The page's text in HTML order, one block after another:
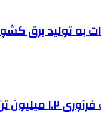
به تولید برق
وجود ظرفیت